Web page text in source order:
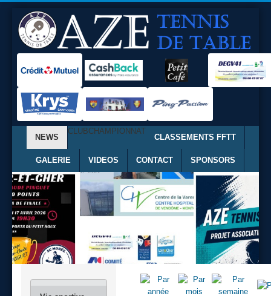
NEWS
CLUBCHAMPIONNAT
CLASSEMENTS FFTT
GALERIE VIDEOS CONTACT SPONSORS